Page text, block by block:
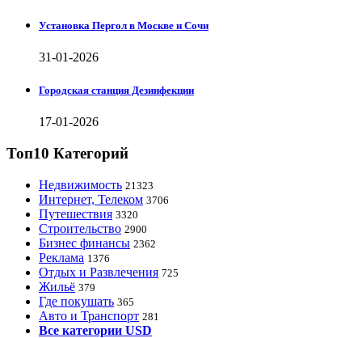
Установка Пергол в Москве и Сочи
31-01-2026
Городская станция Дезинфекции
17-01-2026
Топ10 Категорий
Недвижимость 21323
Интернет, Телеком 3706
Путешествия 3320
Строительство 2900
Бизнес финансы 2362
Реклама 1376
Отдых и Развлечения 725
Жильё 379
Где покушать 365
Авто и Транспорт 281
Все категории USD